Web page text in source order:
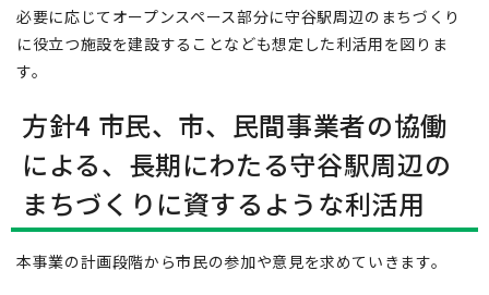
必要に応じてオープンスペース部分に守谷駅周辺のまちづくり
に役立つ施設を建設することなども想定した利活用を図りま
す。
方針4 市民、市、民間事業者の協働
による、長期にわたる守谷駅周辺の
まちづくりに資するような利活用
本事業の計画段階から市民の参加や意見を求めていきます。